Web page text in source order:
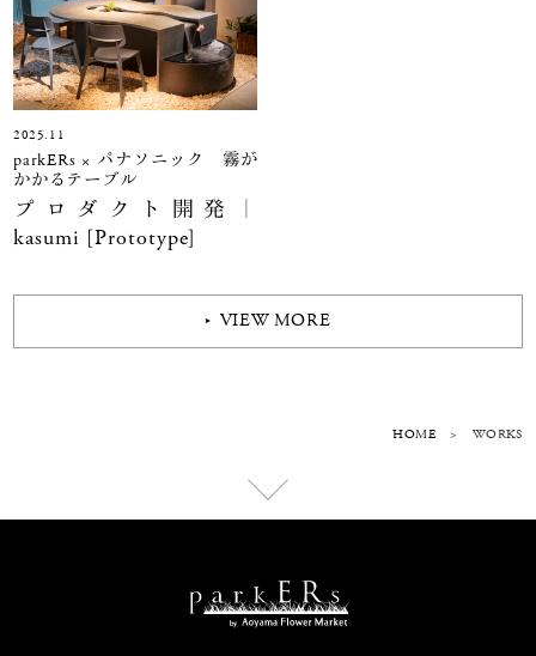
2025.11
parkERs × パナソニック 霧が
かかるテーブル
プロダクト開発｜
kasumi [Prototype]
VIEW MORE
HOME> WORKS